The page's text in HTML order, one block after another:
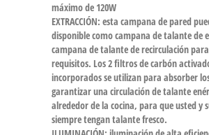
máximo de 120W
EXTRACCIÓN: esta campana de pared
disponible como campana de talante de
campana de talante de recirculación
requisitos. Los 2 filtros de carbón
incorporados se utilizan para absorber
garantizar una circulación de talante
alrededor de la cocina, para que usted y
siempre tengan talante fresco.